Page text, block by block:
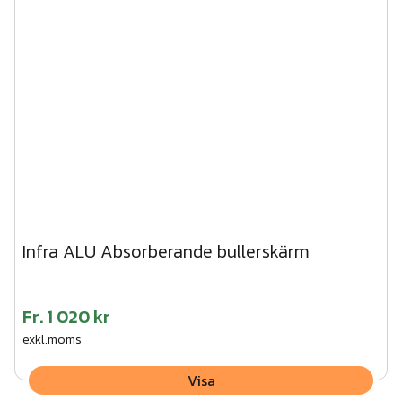
Infra ALU Absorberande bullerskärm
Fr.1 020 kr
exkl.moms
Visa